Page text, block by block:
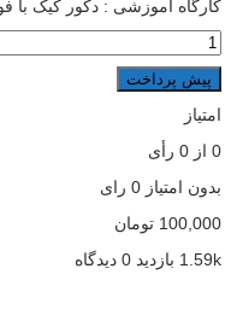
کارگاه آموزشی : دکور کیک با
پیش پرداخت
امتیاز
0 از 0 رأی
بدون امتیاز 0 رای
100,000 تومان
1.59k بازدید